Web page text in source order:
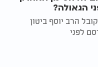
הגאולה?
הרב יוסף ביטון
לפני